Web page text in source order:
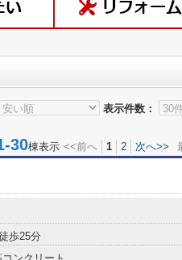
表示件数：
30棟表示 <<前へ 1 2 次へ>>
歩25分